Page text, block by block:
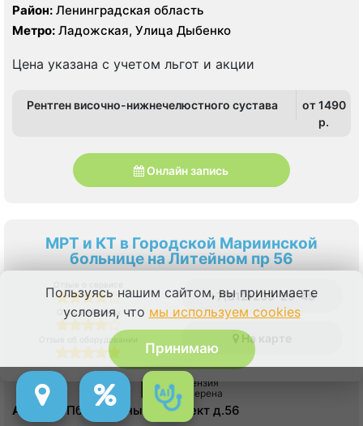
Район: Ленинградская область
Метро: Ладожская, Улица Дыбенко
Цена указана с учетом льгот и акции
Рентген височно-нижнечелюстного сустава
от 1490
p.
Онлайн запись
МРТ и КТ в Городской Мариинской
больнице на Литейном пр 56
Отзыв о врачах
Отзыв об оборудовании
+7(812)209-29-49
На карте
Лицензия
проверена
Адрес:
СПб, Литейный проспект д.56
Пользуясь нашим сайтом, вы принимаете
условия, что мы используем cookies
Принимаю